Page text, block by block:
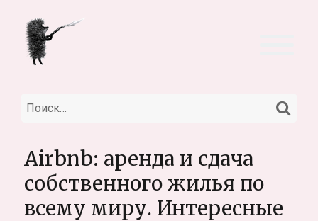
Искать:
Airbnb: аренда и сдача
собственного жилья по
всему миру. Интересные